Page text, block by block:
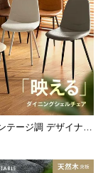
テージ調 デザイナー